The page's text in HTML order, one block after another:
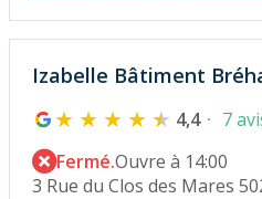
Izabelle Bâtiment
4,4
7
Fermé.Ouvre à 14:00
3 Rue du Clos des Mares